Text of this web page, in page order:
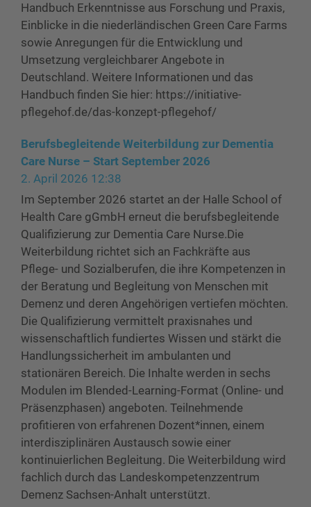
Handbuch Erkenntnisse aus Forschung und Praxis,
Einblicke in die niederländischen Green Care Farms
sowie Anregungen für die Entwicklung und
Umsetzung vergleichbarer Angebote in
Deutschland. Weitere Informationen und das
Handbuch finden Sie hier: https://initiative-
pflegehof.de/das-konzept-pflegehof/
Berufsbegleitende Weiterbildung zur Dementia
Care Nurse – Start September 2026
2. April 2026 12:38
Im September 2026 startet an der Halle School of
Health Care gGmbH erneut die berufsbegleitende
Qualifizierung zur Dementia Care Nurse.Die
Weiterbildung richtet sich an Fachkräfte aus
Pflege- und Sozialberufen, die ihre Kompetenzen in
der Beratung und Begleitung von Menschen mit
Demenz und deren Angehörigen vertiefen möchten.
Die Qualifizierung vermittelt praxisnahes und
wissenschaftlich fundiertes Wissen und stärkt die
Handlungssicherheit im ambulanten und
stationären Bereich. Die Inhalte werden in sechs
Modulen im Blended-Learning-Format (Online- und
Präsenzphasen) angeboten. Teilnehmende
profitieren von erfahrenen Dozent*innen, einem
interdisziplinären Austausch sowie einer
kontinuierlichen Begleitung. Die Weiterbildung wird
fachlich durch das Landeskompetenzzentrum
Demenz Sachsen-Anhalt unterstützt.